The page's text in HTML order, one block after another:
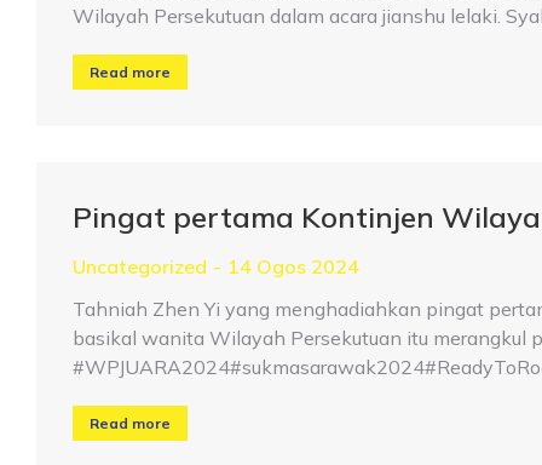
Wilayah Persekutuan dalam acara jianshu lelaki.
Read more
Pingat pertama Kontinjen
Uncategorized
14 Ogos 2024
Tahniah Zhen Yi yang menghadiahkan pingat
basikal wanita Wilayah Persekutuan itu merangkul
Read more